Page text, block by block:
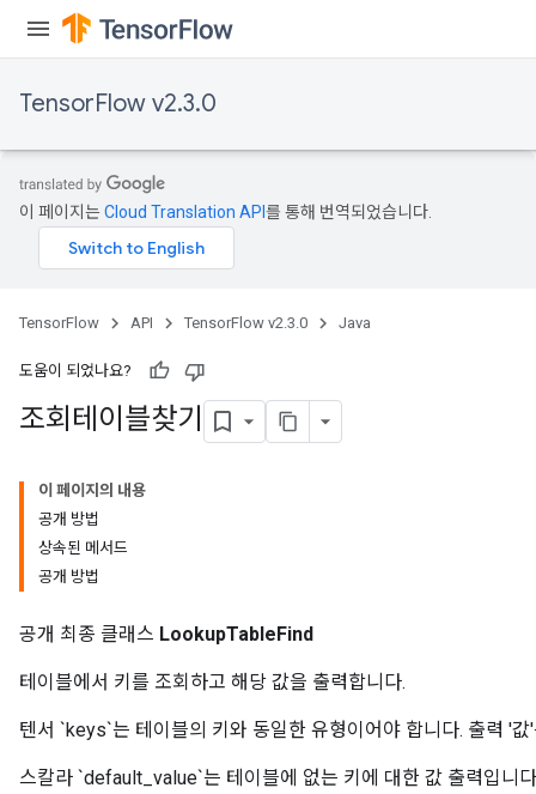
TensorFlow v2.3.0
이 페이지는Cloud Translation API 를 통해 번역되었습니다.
TensorFlow API TensorFlow v2.3.0 Java
도움이 되었나요?
조회테이블찾기
이 페이지의 내용
공개 방법
상속된 메서드
공개 방법
공개 최종 클래스 LookupTableFind
테이블에서 키를 조회하고 해당 값을 출력합니다.
텐서 `keys`는 테이블의 키와 동일한 유형이어야 합니다. 출력 '
스칼라 `default_value`는 테이블에 없는 키에 대한 값 출력입니